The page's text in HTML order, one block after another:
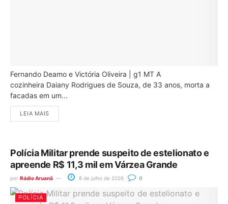
Fernando Deamo e Victória Oliveira | g1 MT A
cozinheira Daiany Rodrigues de Souza, de 33 anos, morta a
facadas em um...
LEIA MAIS
Polícia Militar prende suspeito de estelionato e
apreende R$ 11,3 mil em Várzea Grande
por Rádio Aruanã 8 de julho de 2026 0
POLÍCIA